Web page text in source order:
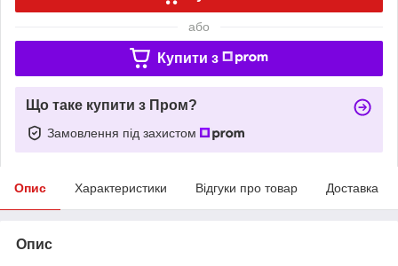
або
Купити з
Що таке купити з Пром?
Замовлення під захистом
Опис Характеристики Відгуки про товар Доставка
Опис